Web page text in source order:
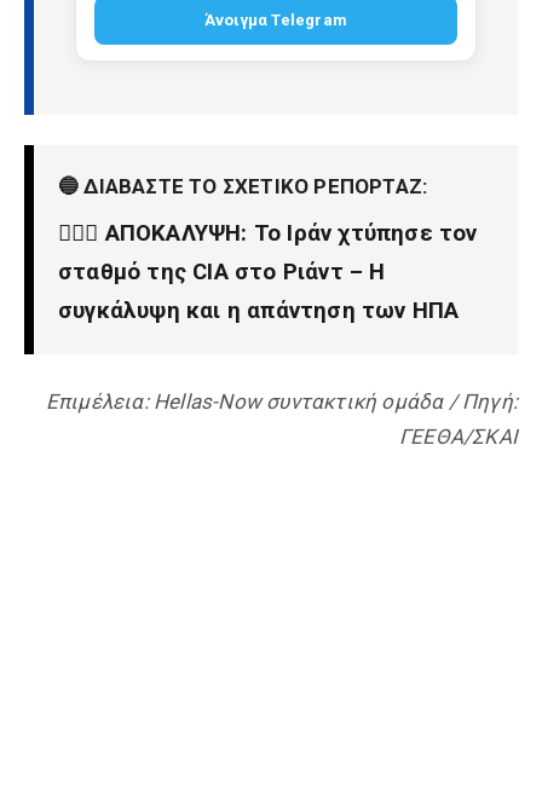
Άνοιγμα Telegram
🔵 ΔΙΑΒΑΣΤΕ ΤΟ ΣΧΕΤΙΚΟ ΡΕΠΟΡΤΑΖ:
🕵️‍♂️💥 ΑΠΟΚΑΛΥΨΗ: Το Ιράν χτύπησε τον
σταθμό της CIA στο Ριάντ – Η
συγκάλυψη και η απάντηση των ΗΠΑ
Επιμέλεια: Hellas-Now συντακτική ομάδα / Πηγή:
ΓΕΕΘΑ/ΣΚΑΙ